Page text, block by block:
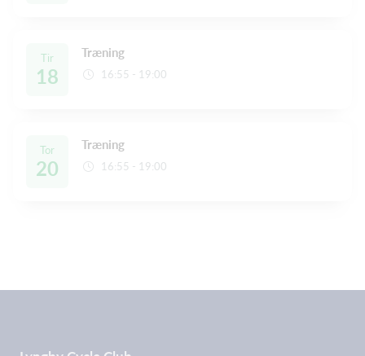
Tir
18
Træning
16:55 - 19:00
Tor
20
Træning
16:55 - 19:00